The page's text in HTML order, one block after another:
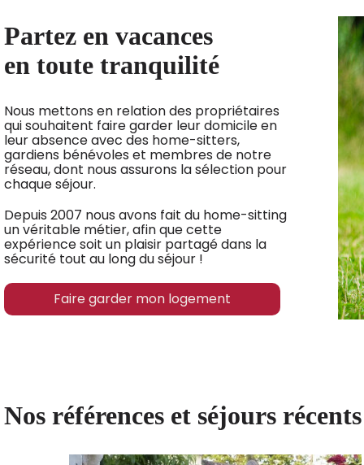
Partez en vacances
en toute tranquilité
Nous mettons en relation des propriétaires
qui souhaitent faire garder leur domicile en
leur absence avec des home-sitters,
gardiens bénévoles et membres de notre
réseau, dont nous assurons la sélection pour
chaque séjour.
Depuis 2007 nous avons fait du home-sitting
un véritable métier, afin que cette
expérience soit un plaisir partagé dans la
sécurité tout au long du séjour !
Faire garder mon logement
Nos références et séjours récents